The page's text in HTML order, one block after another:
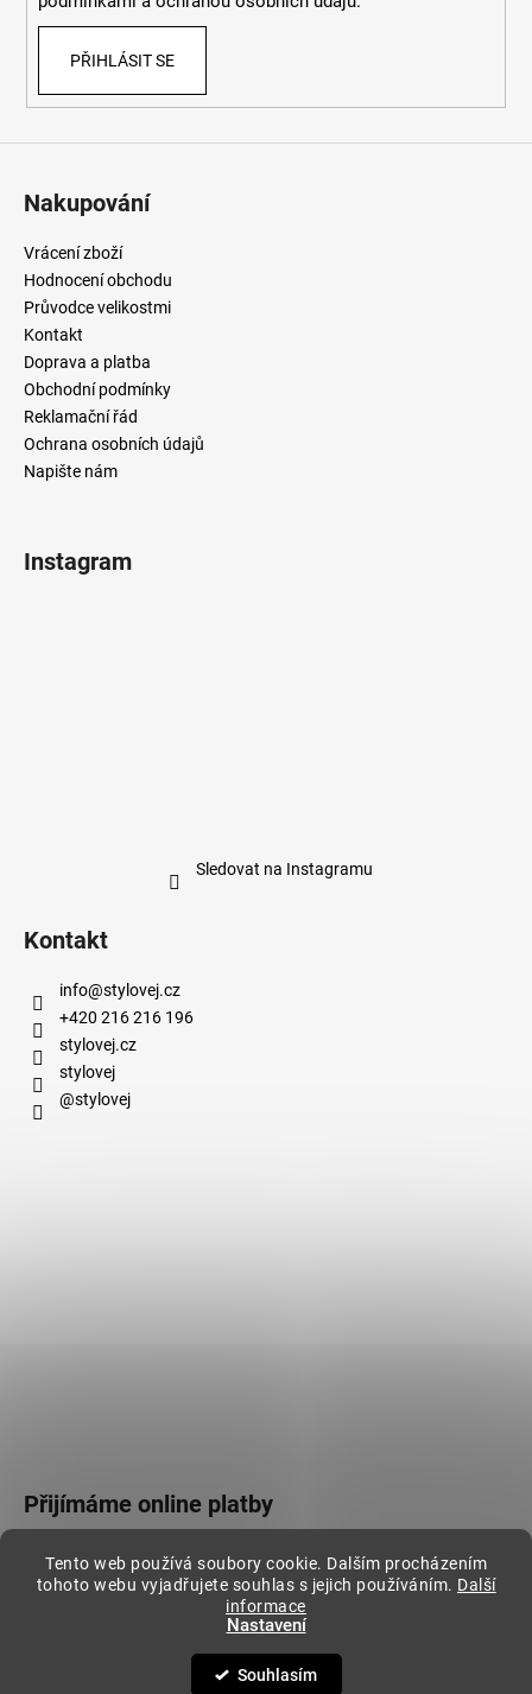
Tento web používá soubory cookie. Dalším procházením
tohoto webu vyjadřujete souhlas s jejich používáním. Další
informace
Nastavení
Souhlasím
PŘIHLÁSIT SE
Nakupování
Vrácení zboží
Hodnocení obchodu
Průvodce velikostmi
Kontakt
Doprava a platba
Obchodní podmínky
Reklamační řád
Ochrana osobních údajů
Napište nám
Instagram
Sledovat na Instagramu
Kontakt
info@stylovej.cz
+420 216 216 196
stylovej.cz
stylovej
@stylovej
Přijímáme online platby
Vytvořil Shoptet
Stylovej. Všechna práva vyhrazena.